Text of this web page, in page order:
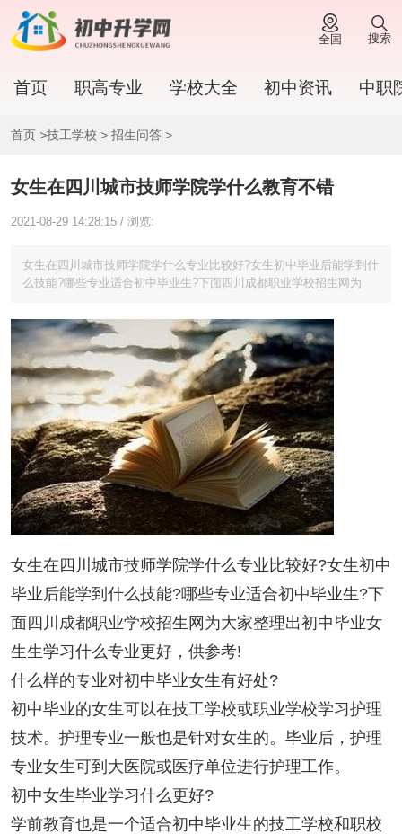
全国 搜索
首页 职高专业 学校大全 初中资讯 中职
首页 >技工学校 > 招生问答>
女生在四川城市技师学院学什么教育不错
2021-08-29 14:28:15 / 浏览:
女生在四川城市技师学院学什么专业比较好?女生初中毕业后能学到什
么技能?哪些专业适合初中毕业生?下面四川成都职业学校招生网为
女生在四川城市技师学院学什么专业比较好?女生初中
毕业后能学到什么技能?哪些专业适合初中毕业生?下
面四川成都职业学校招生网为大家整理出初中毕业女
生生学习什么专业更好，供参考!
什么样的专业对初中毕业女生有好处?
初中毕业的女生可以在技工学校或职业学校学习护理
技术。护理专业一般也是针对女生的。毕业后，护理
专业女生可到大医院或医疗单位进行护理工作。
初中女生毕业学习什么更好?
学前教育也是一个适合初中毕业生的技工学校和职校